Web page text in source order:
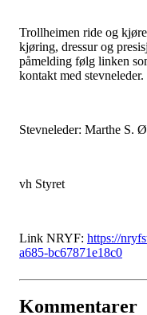
Trollheimen ride og
kjøring, dressur og
påmelding følg linken
kontakt med stevneleder.
Stevneleder: Marthe S.
vh Styret
Link NRYF: https://
a685-bc67871e18c0
Kommentarer